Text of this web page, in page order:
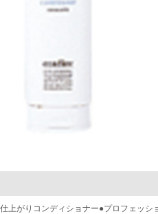
上がりコンディショナー●プロフェッシ